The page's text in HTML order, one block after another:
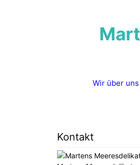
Wir über uns
Kontakt